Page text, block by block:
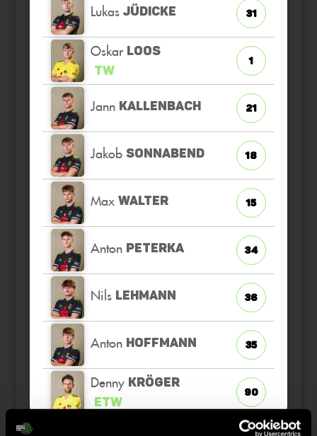
Lukas JÜDICKE 31
Oskar LOOS
TW
1
Jann KALLENBACH 21
Jakob SONNABEND 18
Max WALTER 15
Anton PETERKA 34
Nils LEHMANN 36
Anton HOFFMANN 35
Denny KRÖGER
ETW
90